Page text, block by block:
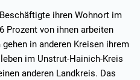
ihren Wohnort im
Prozent von ihnen arbeiten
in anderen Kreisen ihrem
im Unstrut-Hainich-Kreis
anderen Landkreis. Das